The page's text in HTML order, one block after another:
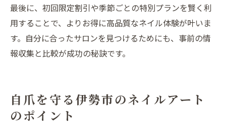
最後に、初回限定割引や季節ごとの特別プランを賢く利
用することで、よりお得に高品質なネイル体験が叶いま
す。自分に合ったサロンを見つけるためにも、事前の情
報収集と比較が成功の秘訣です。
自爪を守る伊勢市のネイルアート
のポイント